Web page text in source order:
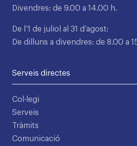
Divendres: de 9.00 a 14.00 h.
De l’1 de juliol al 31 d’agost:
De dilluns a divendres: de 8.00 a
Serveis directes
Col·legi
Serveis
Tràmits
Comunicació